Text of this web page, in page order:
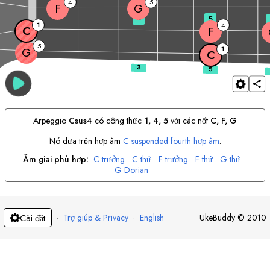
G 5
C 1
C 1 F 4
F G
3 5
Arpeggio Csus4 có công thức 1, 4, 5 với các nốt C, F, G
Nó dựa trên hợp âm C suspended fourth hợp âm.
Âm giai phù hợp: C trưởng C thứ F trưởng F thứ G thứ
G Dorian
Cài đặt · Trợ giúp & Privacy · English UkeBuddy © 2010